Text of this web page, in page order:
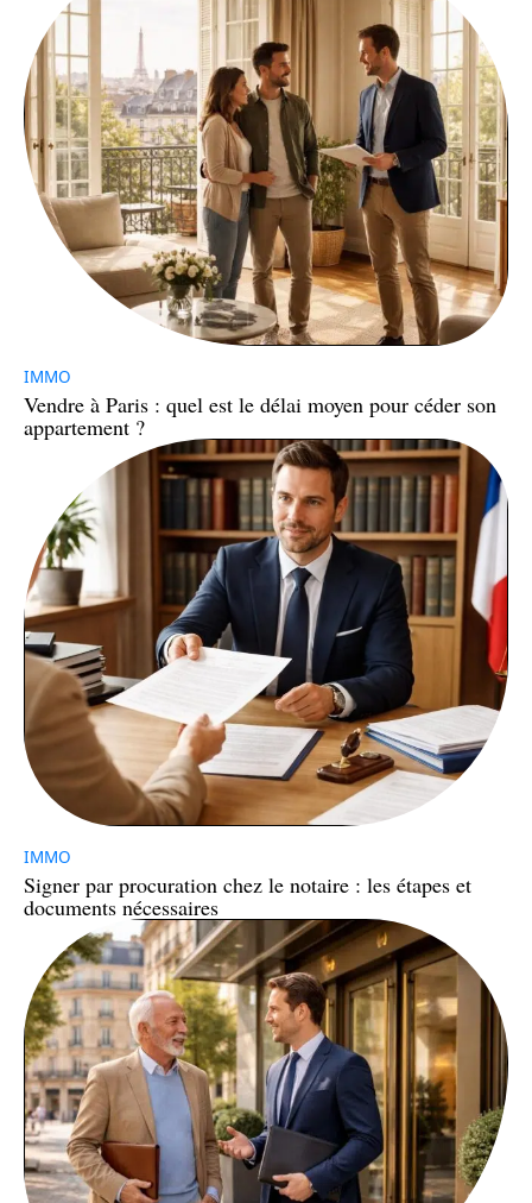
IMMO
Vendre à Paris : quel est le délai moyen pour céder son
appartement ?
IMMO
Signer par procuration chez le notaire : les étapes et
documents nécessaires